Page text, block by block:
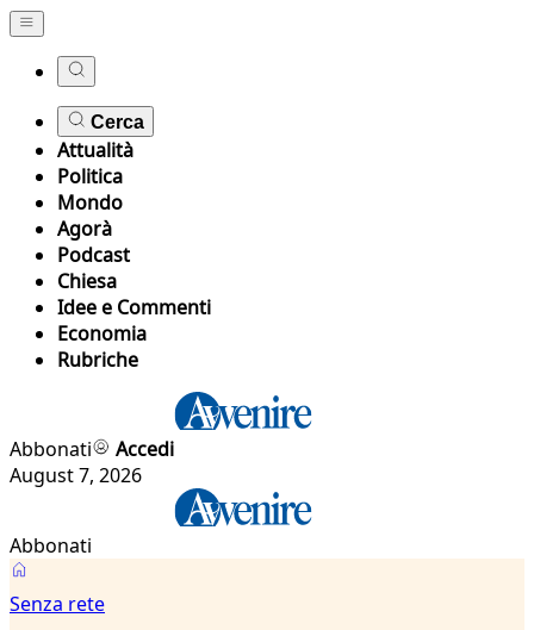
Cerca
Attualità
Politica
Mondo
Agorà
Podcast
Chiesa
Idee e Commenti
Economia
Rubriche
Abbonati
Accedi
August 7, 2026
Abbonati
Senza rete